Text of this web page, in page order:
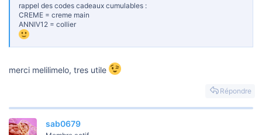
rappel des codes cadeaux cumulables :
CREME = creme main
ANNIV12 = collier
merci melilimelo, tres utile
Répondre
sab0679